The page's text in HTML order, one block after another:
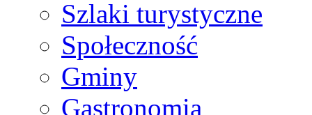
Szlaki turystyczne
Społeczność
Gminy
Gastronomia